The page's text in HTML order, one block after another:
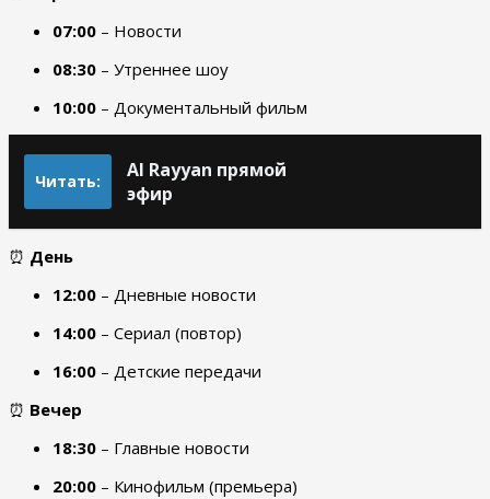
07:00 – Новости
08:30 – Утреннее шоу
10:00 – Документальный фильм
Читать:
Al Rayyan прямой
эфир
⏰ День
12:00 – Дневные новости
14:00 – Сериал (повтор)
16:00 – Детские передачи
⏰ Вечер
18:30 – Главные новости
20:00 – Кинофильм (премьера)